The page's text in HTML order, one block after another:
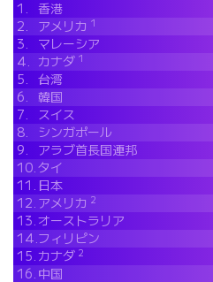
1. 香港
2.
アメリカ 1
3.
マレーシア
4.
カナダ 1
5.
台湾
6.
韓国
7.
スイス
8.
シンガポール
9.
アラブ首長国連邦
10.タイ
11. 日本
12. アメリカ 2
13.オーストラリア
14.フィリピン
15.カナダ 2
16. 中国